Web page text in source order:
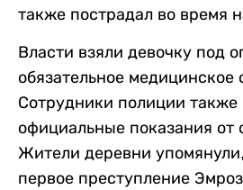
также пострадал во время
Власти взяли девочку под
обязательное медицинское
Сотрудники полиции также
официальные показания от
Жители деревни
первое преступление